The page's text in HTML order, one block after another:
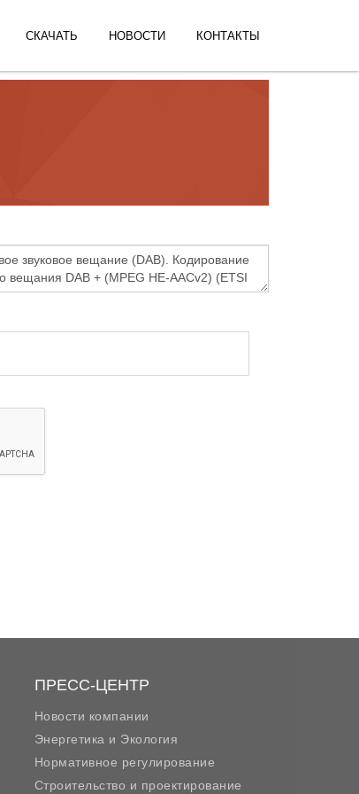
СКАЧАТЬ НОВОСТИ КОНТАКТЫ
ПРЕСС-ЦЕНТР
Новости компании
Энергетика и Экология
Нормативное регулирование
Строительство и проектирование